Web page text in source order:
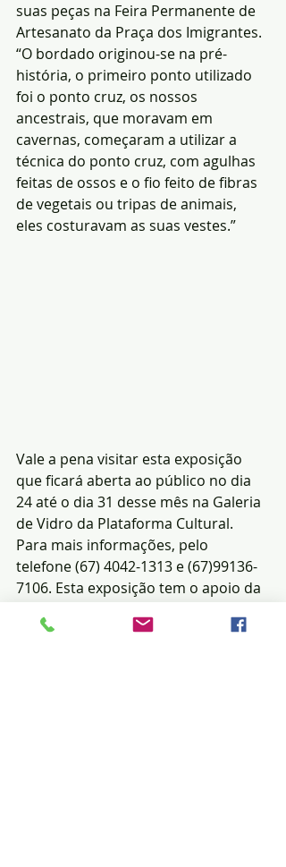
suas peças na Feira Permanente de
Artesanato da Praça dos Imigrantes.
“O bordado originou-se na pré-
história, o primeiro ponto utilizado
foi o ponto cruz, os nossos
ancestrais, que moravam em
cavernas, começaram a utilizar a
técnica do ponto cruz, com agulhas
feitas de ossos e o fio feito de fibras
de vegetais ou tripas de animais,
eles costuravam as suas vestes.”
Vale a pena visitar esta exposição
que ficará aberta ao público no dia
24 até o dia 31 desse mês na Galeria
de Vidro da Plataforma Cultural.
Para mais informações, pelo
telefone (67) 4042-1313 e (67)99136-
7106. Esta exposição tem o apoio da
Grande por meio da Secretaria